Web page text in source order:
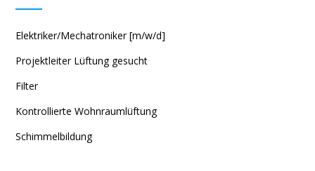
Elektriker/Mechatroniker [m/w/d]
Projektleiter Lüftung gesucht
Filter
Kontrollierte Wohnraumlüftung
Schimmelbildung